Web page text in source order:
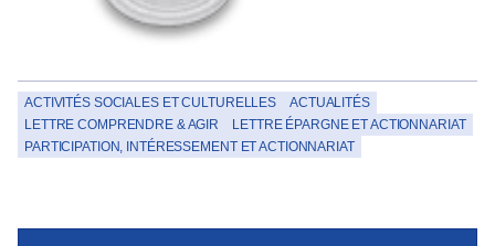
ACTIVITÉS SOCIALES ET CULTURELLES
ACTUALITÉS
LETTRE COMPRENDRE & AGIR
LETTRE ÉPARGNE ET ACTIONNARIAT
PARTICIPATION, INTÉRESSEMENT ET ACTIONNARIAT